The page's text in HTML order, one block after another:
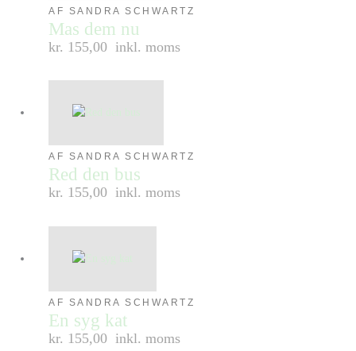
AF SANDRA SCHWARTZ
Mas dem nu
kr. 155,00 inkl. moms
AF SANDRA SCHWARTZ
Red den bus
kr. 155,00 inkl. moms
AF SANDRA SCHWARTZ
En syg kat
kr. 155,00 inkl. moms